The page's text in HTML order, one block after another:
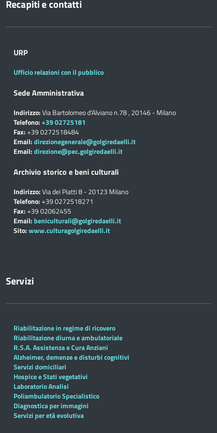
Recapiti e contatti
URP
Ufficio relazioni con il pubblico
Sede Amministrativa
Indirizzo:Via Bartolomeo d'Alviano n.78 , 20146 - Milano
Telefono:+39 02725181
Fax:+39 0272518484
Email:direzionegenerale@golgiredaelli.it
Email:direzione@pec.golgiredaelli.it
Archivio storico e beni culturali
Indirizzo:Via dei Piatti 8 - 20123 Milano
Telefono:+39 0272518271
Fax:+39 02062455
Email: beniculturali@golgiredaelli.it
Sito:www.culturagolgiredaelli.it
Servizi
Riabilitazione in regime di ricovero
Riabilitazione diurna e ambulatoriale
R.S.A. Assistenza e Cura Anziani
Alzheimer, demenze e disturbi cognitivi
Servizi domiciliari
Hospice e Stati vegetativi
Laboratorio Analisi
Poliambulatorio Specialistico
Diagnostica per immagini
Servizi per età evolutiva